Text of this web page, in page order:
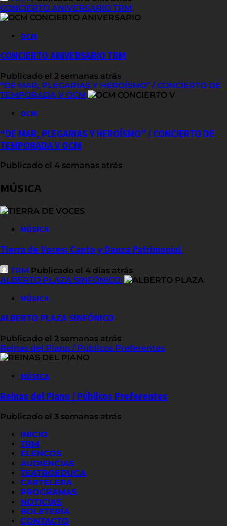
CONCIERTO ANIVERSARIO TRM
OCM
CONCIERTO ANIVERSARIO TRM
Publicado el 2 semanas atrás
“DE MAR, PLEGARIAS Y HEROÍSMO” / CONCIERTO DE
TEMPORADA V OCM
OCM
“DE MAR, PLEGARIAS Y HEROÍSMO” / CONCIERTO DE
TEMPORADA V OCM
Publicado el 4 semanas atrás
MÚSICA
MÚSICA
Tierra de Voces: Canto y Danza Patrimonial
TRM Publicado el 4 días atrás
ALBERTO PLAZA SINFÓNICO
MÚSICA
ALBERTO PLAZA SINFÓNICO
Publicado el 2 semanas atrás
Reinas del Piano / Públicos Preferentes
MÚSICA
Reinas del Piano / Públicos Preferentes
Publicado el 3 semanas atrás
INICIO
TRM
ELENCOS
AUDIENCIAS
TEATROEDUCA
CARTELERA
PROGRAMAS
NOTICIAS
BOLETERÍA
CONTACTO